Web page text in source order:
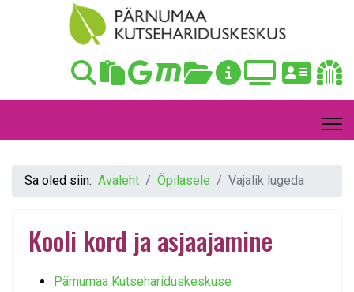
Sa oled siin: Avaleht Õpilasele Vajalik lugeda
Kooli kord ja asjaajamine
Pärnumaa Kutsehariduskeskuse